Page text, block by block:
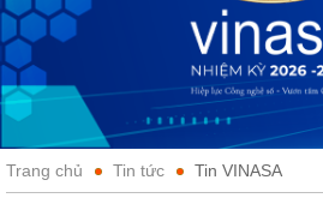
Trang chủ Tin tức Tin VINASA